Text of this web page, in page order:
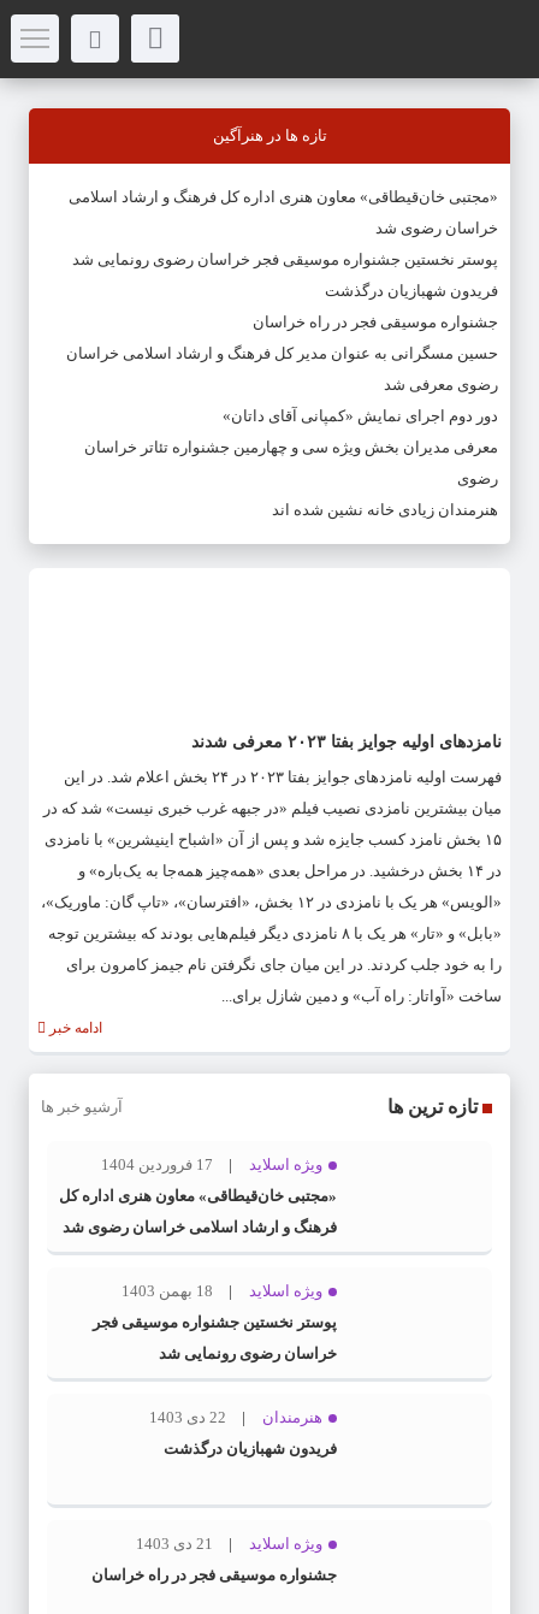
تازه ها در هنرآگین
«مجتبی خان‌قیطاقی» معاون هنری اداره کل فرهنگ و ارشاد اسلامی
خراسان رضوی شد
پوستر نخستین جشنواره موسیقی فجر خراسان رضوی رونمایی شد
فریدون شهبازیان درگذشت
جشنواره موسیقی فجر در راه خراسان
حسین مسگرانی به عنوان مدیر کل فرهنگ و ارشاد اسلامی خراسان
رضوی معرفی شد
دور دوم اجرای نمایش «کمپانی آقای داتان»
معرفی مدیران بخش ویژه سی و چهارمین جشنواره تئاتر خراسان
رضوی
هنرمندان زیادی خانه نشین شده اند
نامزدهای اولیه جوایز بفتا ۲۰۲۳ معرفی شدند
فهرست اولیه نامزدهای جوایز بفتا ۲۰۲۳ در ۲۴ بخش اعلام شد. در این
میان بیشترین نامزدی نصیب فیلم‌ «در جبهه غرب خبری نیست» شد که در
۱۵ بخش نامزد کسب جایزه شد و پس از آن «اشباح اینیشرین» با نامزدی
در ۱۴ بخش درخشید. در مراحل بعدی «همه‌چیز همه‌جا به یک‌باره» و
«الویس» هر یک با نامزدی در ۱۲ بخش، «افترسان»، «تاپ گان: ماوریک»،
«بابل» و «تار» هر یک با ۸ نامزدی دیگر فیلم‌هایی بودند که بیشترین توجه
را به خود جلب کردند. در این میان جای نگرفتن نام جیمز کامرون برای
ساخت «آواتار: راه آب» و دمین شازل برای...
ادامه خبر
تازه ترین ها آرشیو خبر ها
ویژه اسلاید
17 فروردین 1404
«مجتبی خان‌قیطاقی» معاون هنری اداره کل
فرهنگ و ارشاد اسلامی خراسان رضوی شد
ویژه اسلاید
18 بهمن 1403
پوستر نخستین جشنواره موسیقی فجر
خراسان رضوی رونمایی شد
هنرمندان
22 دی 1403
فریدون شهبازیان درگذشت
ویژه اسلاید
21 دی 1403
جشنواره موسیقی فجر در راه خراسان